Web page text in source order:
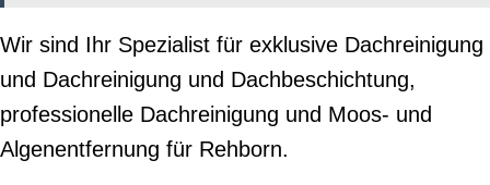
Wir sind Ihr Spezialist für exklusive Dachreinigung
und Dachreinigung und Dachbeschichtung,
professionelle Dachreinigung und Moos- und
Algenentfernung für Rehborn.